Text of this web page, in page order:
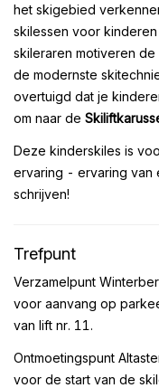
het skigebied
skilessen voor
skileraren motiveren
de modernste
overtuigd dat je
om naar de
Deze kinderskiles is
ervaring - ervaring van
schrijven!
Trefpunt
Verzamelpunt
voor aanvang op
van lift nr. 11.
Ontmoetingspunt
voor de start van de